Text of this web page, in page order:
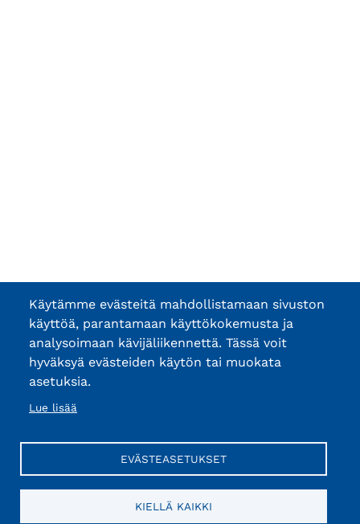
Käytämme evästeitä mahdollistamaan sivuston
käyttöä, parantamaan käyttökokemusta ja
analysoimaan kävijäliikennettä. Tässä voit
hyväksyä evästeiden käytön tai muokata
asetuksia.
Lue lisää
EVÄSTEASETUKSET
KIELLÄ KAIKKI